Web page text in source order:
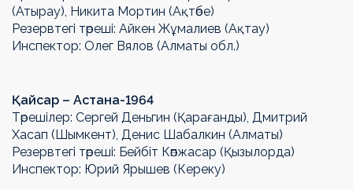
(Атырау), Никита Мортин (Ақтөбе)
Резервтегі төреші: Айкен Жұмалиев (Ақтау)
Инспектор: Олег Вялов (Алматы обл.)
Қайсар – Астана-1964
Төрешілер: Сергей Деньгин (Қарағанды), Дмитрий
Хасап (Шымкент), Денис Шабалкин (Алматы)
Резервтегі төреші: Бейбіт Көпжасар (Қызылорда)
Инспектор: Юрий Ярышев (Кереку)